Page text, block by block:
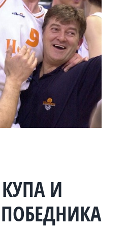
И